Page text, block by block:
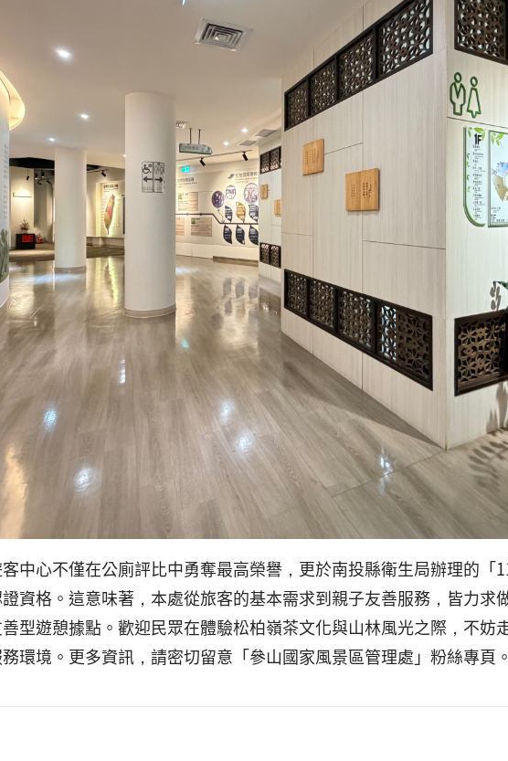
中心不僅在公廁評比中勇奪最高榮譽，更於南投縣衛生局辦理的「
資格。這意味著，本處從旅客的基本需求到親子友善服務，皆力求
型遊憩據點。歡迎民眾在體驗松柏嶺茶文化與山林風光之際，不妨
環境。更多資訊，請密切留意「參山國家風景區管理處」粉絲專頁。